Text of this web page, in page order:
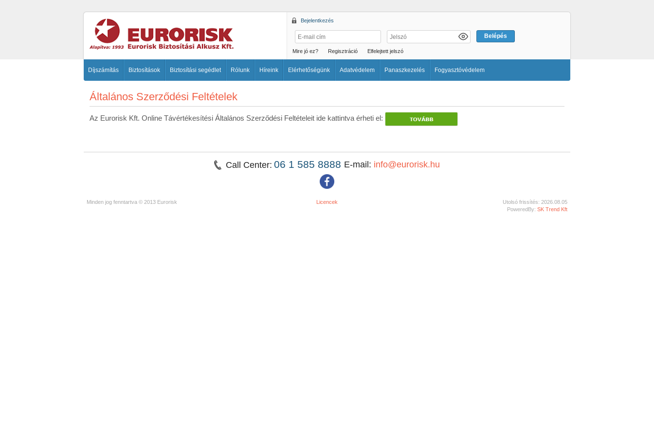
Bejelentkezés
Mire jó ez? Regisztráció Elfelejtett jelszó
Díjszámítás Biztosítások Biztosítási segédlet Rólunk Híreink Elérhetőségünk Adatvédelem Panaszkezelés Fogyasztóvédelem
Általános Szerződési Feltételek
Az Eurorisk Kft. Online Távértékesítési Általános Szerződési Feltételeit ide kattintva érheti el:
Call Center: 06 1 585 8888 E-mail: info@eurorisk.hu
Minden jog fenntartva © 2013 Eurorisk Licencek
Utolsó frissítés: 2026.08.05
PoweredBy: SK Trend Kft